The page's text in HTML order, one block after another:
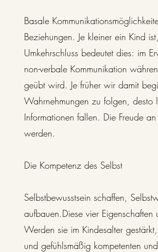
Basale
Beziehungen. Je kleiner ein Kind
Umkehrschluss bedeutet dies: im
non-verbale Kommunikation
geübt wird. Je früher wir damit
Wahrnehmungen zu folgen, desto
Informationen fallen. Die Freude
werden.
Die Kompetenz des Selbst
Selbstbewusstsein schaffen,
aufbauen.Diese vier
Werden sie im Kindesalter
und gefühlsmäßig kompetenten